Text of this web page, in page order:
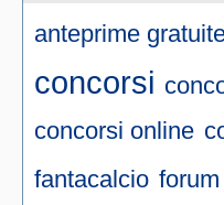
anteprime
concorsi
concorsi online
fantacalcio